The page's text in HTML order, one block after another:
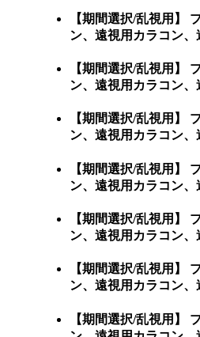
【期間選択/乱視用】
ン、遠視用カラコン
【期間選択/乱視用】
ン、遠視用カラコン
【期間選択/乱視用】
ン、遠視用カラコン
【期間選択/乱視用】
ン、遠視用カラコン
【期間選択/乱視用】
ン、遠視用カラコン
【期間選択/乱視用】
ン、遠視用カラコン
【期間選択/乱視用】